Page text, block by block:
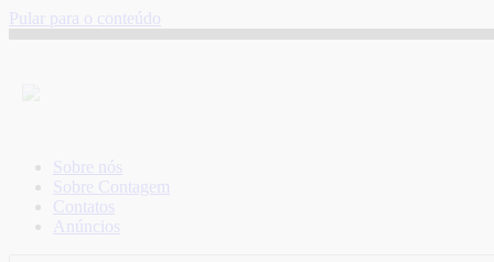
Pular para o conteúdo
Sobre nós
Sobre Contagem
Contatos
Anúncios